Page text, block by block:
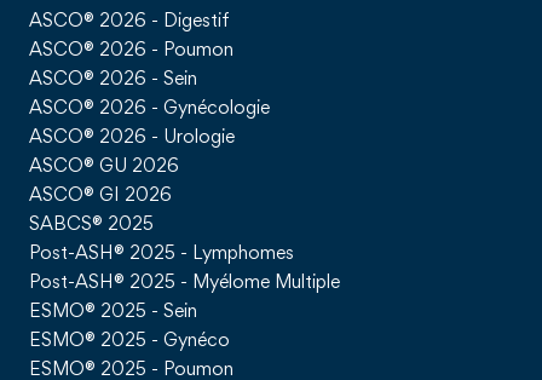
ASCO® 2026 - Digestif
ASCO® 2026 - Poumon
ASCO® 2026 - Sein
ASCO® 2026 - Gynécologie
ASCO® 2026 - Urologie
ASCO® GU 2026
ASCO® GI 2026
SABCS® 2025
Post-ASH® 2025 - Lymphomes
Post-ASH® 2025 - Myélome Multiple
ESMO® 2025 - Sein
ESMO® 2025 - Gynéco
ESMO® 2025 - Poumon